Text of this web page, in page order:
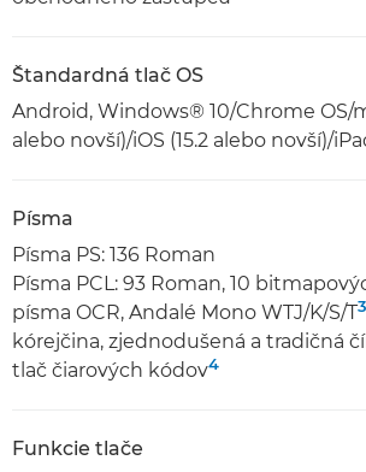
Štandardná tlač OS
Android, Windows® 10/Chrome OS/
alebo novší)/iOS (15.2 alebo novší)/
Písma
Písma PS: 136 Roman
Písma PCL: 93 Roman, 10
písma OCR, Andalé Mono WTJ/K/S/T3
kórejčina, zjednodušená a tradičná
tlač čiarových kódov4
Funkcie tlače